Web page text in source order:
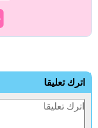
اترك تعليقا